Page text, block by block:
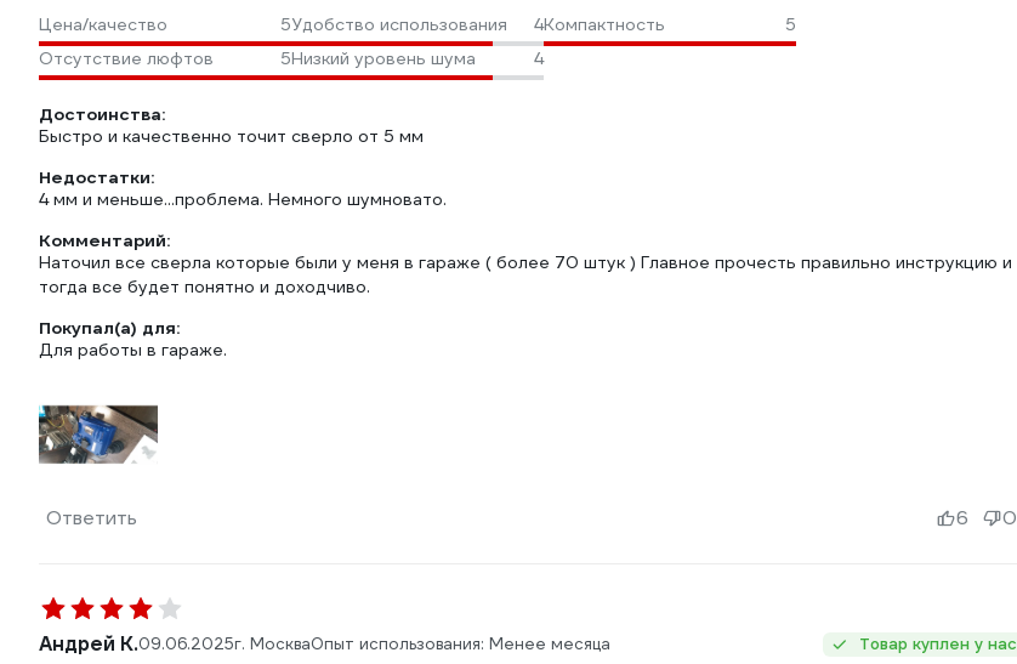
Цена/качество 5Удобство использования 4Компактность
5
Отсутствие люфтов
5Низкий уровень шума 4
Достоинства:
Быстро и качественно точит сверло от 5 мм
Недостатки:
4 мм и меньше...проблема. Немного шумновато.
Комментарий:
Наточил все сверла которые были у меня в гараже ( более 70 штук ) Главное прочесть правильно инструкцию и
тогда все будет понятно и доходчиво.
Покупал(а) для:
Для работы в гараже.
Ответить 6 0
Андрей К.09.06.2025г. МоскваОпыт использования: Менее месяца Товар куплен у нас